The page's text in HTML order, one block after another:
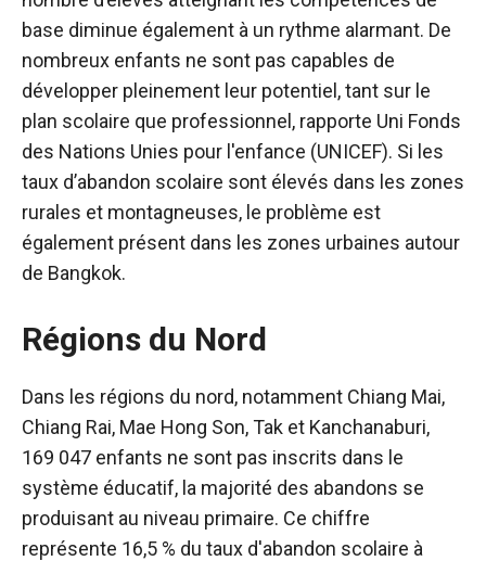
base diminue également à un rythme alarmant. De
nombreux enfants ne sont pas capables de
développer pleinement leur potentiel, tant sur le
plan scolaire que professionnel, rapporte Uni Fonds
des Nations Unies pour l'enfance (UNICEF). Si les
taux d’abandon scolaire sont élevés dans les zones
rurales et montagneuses, le problème est
également présent dans les zones urbaines autour
de Bangkok.
Régions du Nord
Dans les régions du nord, notamment Chiang Mai,
Chiang Rai, Mae Hong Son, Tak et Kanchanaburi,
169 047 enfants ne sont pas inscrits dans le
système éducatif, la majorité des abandons se
produisant au niveau primaire. Ce chiffre
représente 16,5 % du taux d'abandon scolaire à